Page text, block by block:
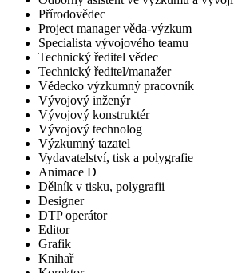
Přírodovědec
Project manager věda-výzkum
Specialista vývojového teamu
Technický ředitel vědec
Technický ředitel/manažer
Vědecko výzkumný pracovník
Vývojový inženýr
Vývojový konstruktér
Vývojový technolog
Výzkumný tazatel
Vydavatelství, tisk a polygrafie
Animace D
Dělník v tisku, polygrafii
Designer
DTP operátor
Editor
Grafik
Knihař